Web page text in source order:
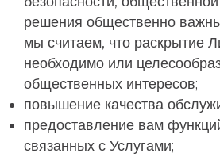
решения общественно
мы считаем, что раскрытие
необходимо или
общественных интересов;
повышение качества
предоставление вам
связанных с Услугами;